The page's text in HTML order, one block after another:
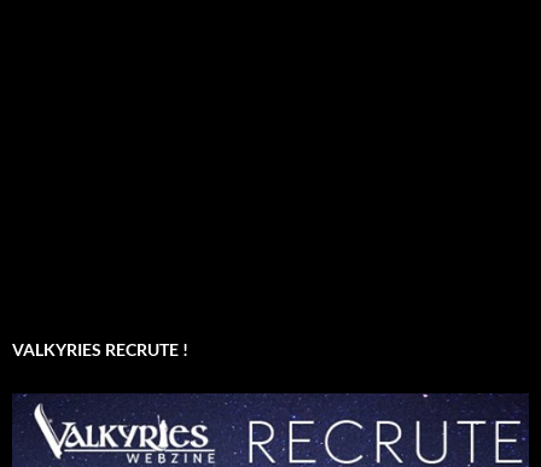
VALKYRIES RECRUTE !